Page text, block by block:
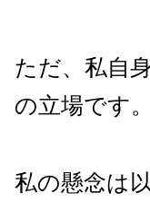
ただ、私自
の立場です。
私の懸念は